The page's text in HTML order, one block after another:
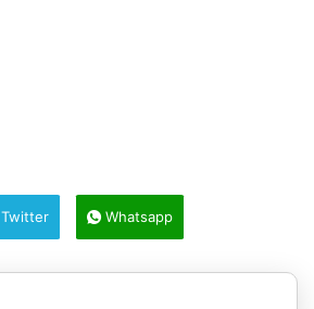
Twitter Whatsapp